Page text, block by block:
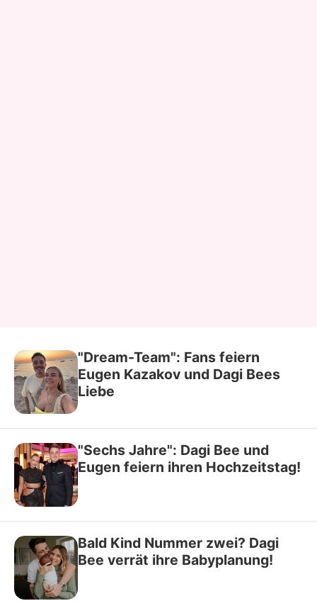
"Dream-Team": Fans feiern
Eugen Kazakov und Dagi Bees
Liebe
"Sechs Jahre": Dagi Bee und
Eugen feiern ihren Hochzeitstag!
Bald Kind Nummer zwei? Dagi
Bee verrät ihre Babyplanung!